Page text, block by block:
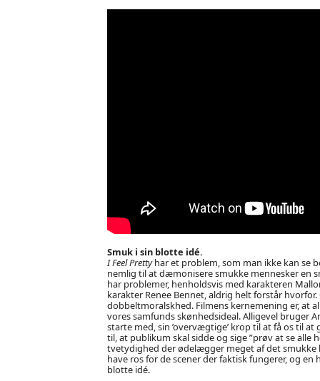
Smuk i sin blotte idé.
I Feel Prettyhar et problem, som man ikke kan se
nemlig til at dæmonisere smukke mennesker en
har problemer, henholdsvis med karakteren
karakter Renee Bennet, aldrig helt forstår
dobbeltmoralskhed. Filmens kernemening er, at
vores samfunds skønhedsideal. Alligevel bruger
starte med, sin ’overvægtige’ krop til at få os til
til, at publikum skal sidde og sige ”prøv at se
tvetydighed der ødelægger meget af det smukke
have ros for de scener der faktisk fungerer, og
blotte idé.